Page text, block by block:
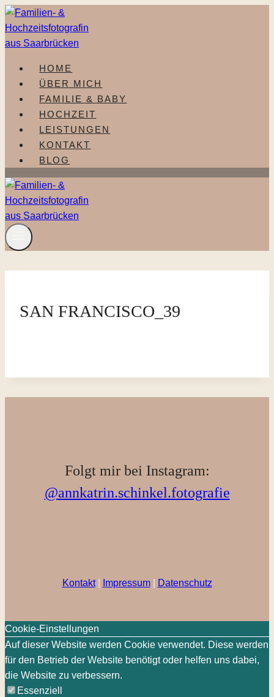
Zum
Inhalt
springen
HOME
ÜBER MICH
FAMILIE & BABY
HOCHZEIT
LEISTUNGEN
KONTAKT
BLOG
SAN FRANCISCO_39
Folgt mir bei Instagram:
@annkatrin.schinkel.fotografie
Kontakt| Impressum| Datenschutz
Cookie-Einstellungen
Auf dieser Website werden Cookie verwendet. Diese werden
für den Betrieb der Website benötigt oder helfen uns dabei,
die Website zu verbessern.
Essenziell